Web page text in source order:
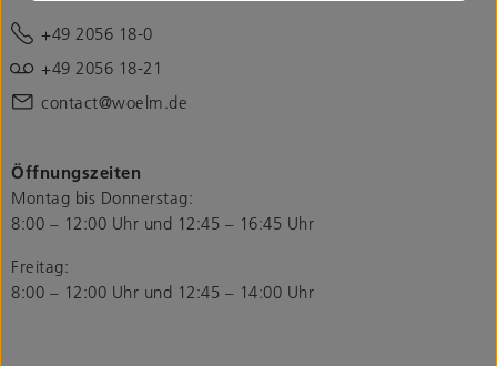
+49 2056 18-0
+49 2056 18-21
contact@woelm.de
Öffnungszeiten
Montag bis Donnerstag:
8:00 – 12:00 Uhr und 12:45 – 16:45 Uhr
Freitag:
8:00 – 12:00 Uhr und 12:45 – 14:00 Uhr